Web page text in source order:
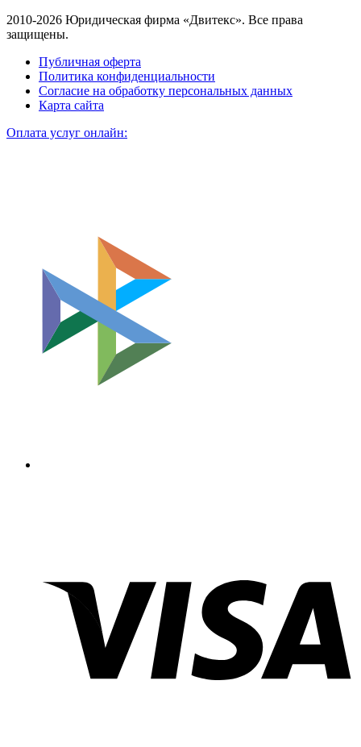
2010-2026 Юридическая фирма «Двитекс». Все права
защищены.
Публичная оферта
Политика конфиденциальности
Согласие на обработку персональных данных
Карта сайта
Оплата услуг онлайн: